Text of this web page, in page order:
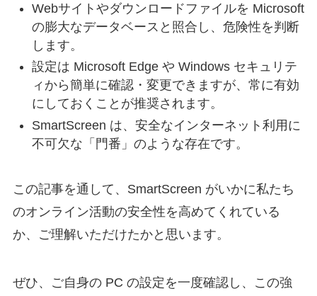
Webサイトやダウンロードファイルを Microsoft
の膨大なデータベースと照合し、危険性を判断
します。
設定は Microsoft Edge や Windows セキュリテ
ィから簡単に確認・変更できますが、常に有効
にしておくことが推奨されます。
SmartScreen は、安全なインターネット利用に
不可欠な「門番」のような存在です。
この記事を通して、SmartScreen がいかに私たち
のオンライン活動の安全性を高めてくれている
か、ご理解いただけたかと思います。
ぜひ、ご自身の PC の設定を一度確認し、この強